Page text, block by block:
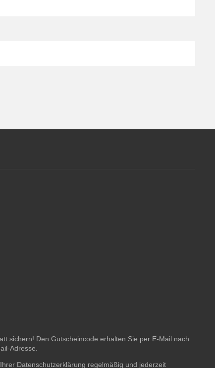
sichern! Den Gutscheincode erhalten Sie per E-Mail nach
Adresse.
Datenschutzerklärung regelmäßig und jederzeit